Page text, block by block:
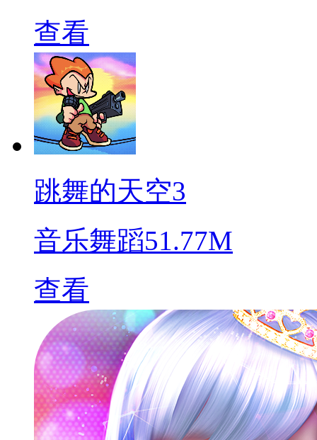
查看
跳舞的天空3
音乐舞蹈51.77M
查看